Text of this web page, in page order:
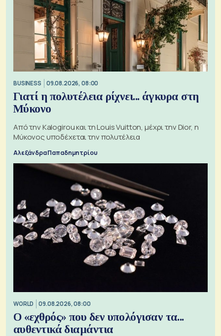
BUSINESS 09.08.2026, 08:00
Γιατί η πολυτέλεια ρίχνει... άγκυρα στη
Μύκονο
Από την Kalogirou και τη Louis Vuitton, μέχρι την Dior, η
Μύκονος υποδέχεται την πολυτέλεια
Αλεξάνδρα Παπαδημητρίου
WORLD 09.08.2026, 08:00
Ο «εχθρός» που δεν υπολόγισαν τα...
αυθεντικά διαμάντια